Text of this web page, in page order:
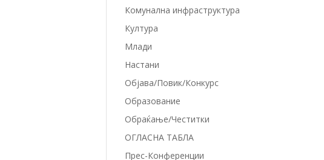
Комунална инфраструктура
Култура
Млади
Настани
Објава/Повик/Конкурс
Образование
Обраќање/Честитки
ОГЛАСНА ТАБЛА
Прес-Конференции